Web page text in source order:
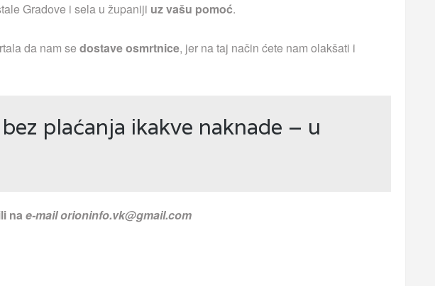
Gradove i sela u županiji uz vašu pomoć.
da nam sedostave osmrtnice, jer na taj način ćete nam olakšati i
plaćanja ikakve naknade – u
nae-mailorioninfo.vk@gmail.com